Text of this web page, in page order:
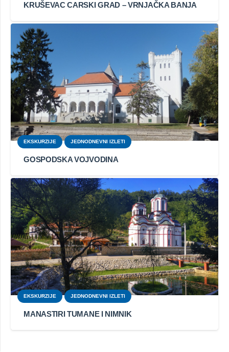
KRUŠEVAC CARSKI GRAD – VRNJAČKA BANJA
EKSKURZIJE JEDNODNEVNI IZLETI
GOSPODSKA VOJVODINA
EKSKURZIJE JEDNODNEVNI IZLETI
MANASTIRI TUMANE I NIMNIK